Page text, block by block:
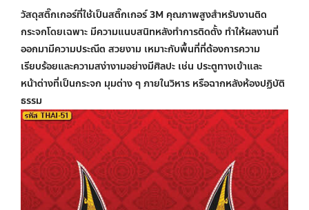
วัสดุสติ๊กเกอร์ที่ใช้เป็นสติ๊กเกอร์ 3M คุณภาพสูงสำหรับงานติด
กระจกโดยเฉพาะ มีความแนบสนิทหลังทำการติดตั้ง ทำให้ผลงานที่
ออกมามีความประณีต สวยงาม เหมาะกับพื้นที่ที่ต้องการความ
เรียบร้อยและความสง่างามอย่างมีศิลปะ เช่น ประตูทางเข้าและ
หน้าต่างที่เป็นกระจก มุมต่าง ๆ ภายในวิหาร หรือฉากหลังห้องปฏิบัติ
ธรรม